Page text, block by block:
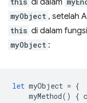
di dalam
myObject , setelah
this di dalam
myObject :
let myObject = {
myMethod() {